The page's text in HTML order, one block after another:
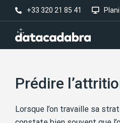
+33 320 21 85 41
Prédire
Lorsque l’on travaille sa